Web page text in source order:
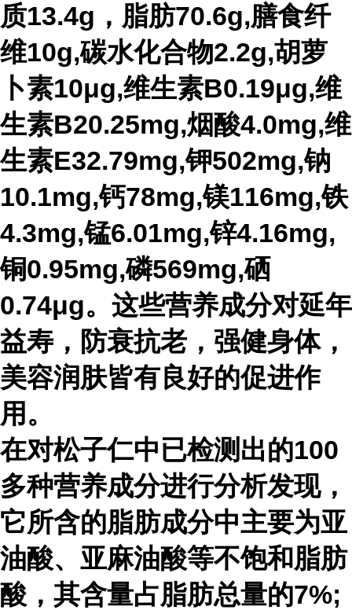
质13.4g，脂肪70.6g,膳食纤
维10g,碳水化合物2.2g,胡萝
卜素10μg,维生素B0.19μg,维
生素B20.25mg,烟酸4.0mg,维
生素E32.79mg,钾502mg,钠
10.1mg,钙78mg,镁116mg,铁
4.3mg,锰6.01mg,锌4.16mg,
铜0.95mg,磷569mg,硒
0.74μg。这些营养成分对延年
益寿，防衰抗老，强健身体，
美容润肤皆有良好的促进作
用。
在对松子仁中已检测出的100
多种营养成分进行分析发现，
它所含的脂肪成分中主要为亚
油酸、亚麻油酸等不饱和脂肪
酸，其含量占脂肪总量的7%;